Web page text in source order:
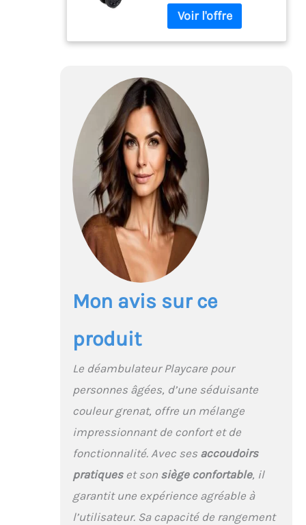
avant à 0°, 90° et 360°. -
Poignée réglable en
hauteur. - Sac lavable
Mon avis sur ce
produit
Le déambulateur Playcare pour
personnes âgées, d’une séduisante
couleur grenat, offre un mélange
impressionnant de confort et de
fonctionnalité. Avec ses accoudoirs
pratiqueset son siège confortable, il
garantit une expérience agréable à
l’utilisateur. Sa capacité de rangement